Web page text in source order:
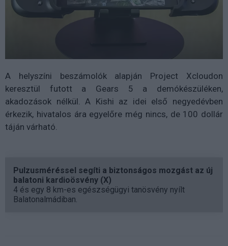
A helyszíni beszámolók alapján Project Xcloudon
keresztül futott a Gears 5 a demókészüléken,
akadozások nélkül. A Kishi az idei első negyedévben
érkezik, hivatalos ára egyelőre még nincs, de 100 dollár
táján várható.
Pulzusméréssel segíti a biztonságos mozgást az új
balatoni kardioösvény (X)
4 és egy 8 km-es egészségügyi tanösvény nyílt
Balatonalmádiban.